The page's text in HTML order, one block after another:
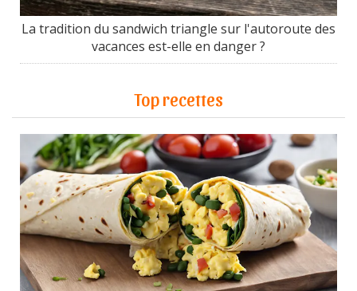
La tradition du sandwich triangle sur l'autoroute des
vacances est-elle en danger ?
Top recettes